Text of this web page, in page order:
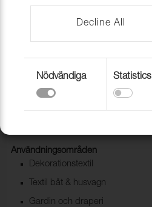
Provkollektion Asgard
1274020
Användningsområden
Dekorationstextil
Textil båt & husvagn
Gardin och draperi
Decline All
Nödvändiga Statistics